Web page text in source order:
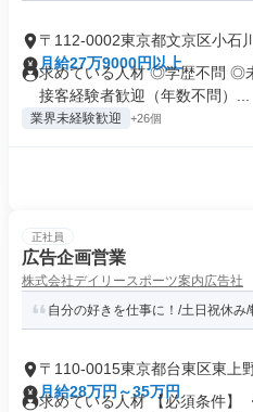
〒112-0002東京都文京区小石川
月給27万9000円以上
求めている人材 ◎学歴不問 ◎
接客経験者歓迎（年数不問）...
業界未経験歓迎 +26個
正社員
広告企画営業
株式会社デイリースポーツ案内広告社
自分の好きを仕事に！/土日祝休み
〒110-0015東京都台東区東上
月給28万円～35万円
求めている人材 【必須条件】